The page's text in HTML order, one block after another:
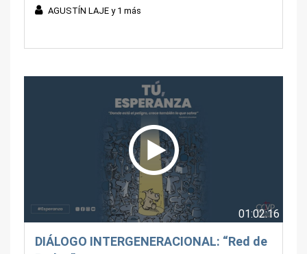
AGUSTÍN LAJE y 1 más
01:02:16
DIÁLOGO INTERGENERACIONAL: “Red de